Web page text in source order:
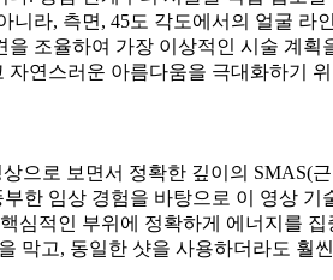
라, 측면, 45도 각도에서의 얼굴 라
조율하여 가장 이상적인 시술 계획
연스러운 아름다움을 극대화하기
으로 보면서 정확한 깊이의 SMAS(
한 임상 경험을 바탕으로 이 영상
적인 부위에 정확하게 에너지를 집
막고, 동일한 샷을 사용하더라도 훨